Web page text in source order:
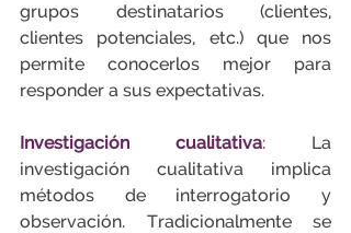
grupos destinatarios (clientes,
clientes potenciales, etc.) que nos
permite conocerlos mejor para
responder a sus expectativas.
Investigación cualitativa: La
investigación cualitativa implica
métodos de interrogatorio y
observación. Tradicionalmente se